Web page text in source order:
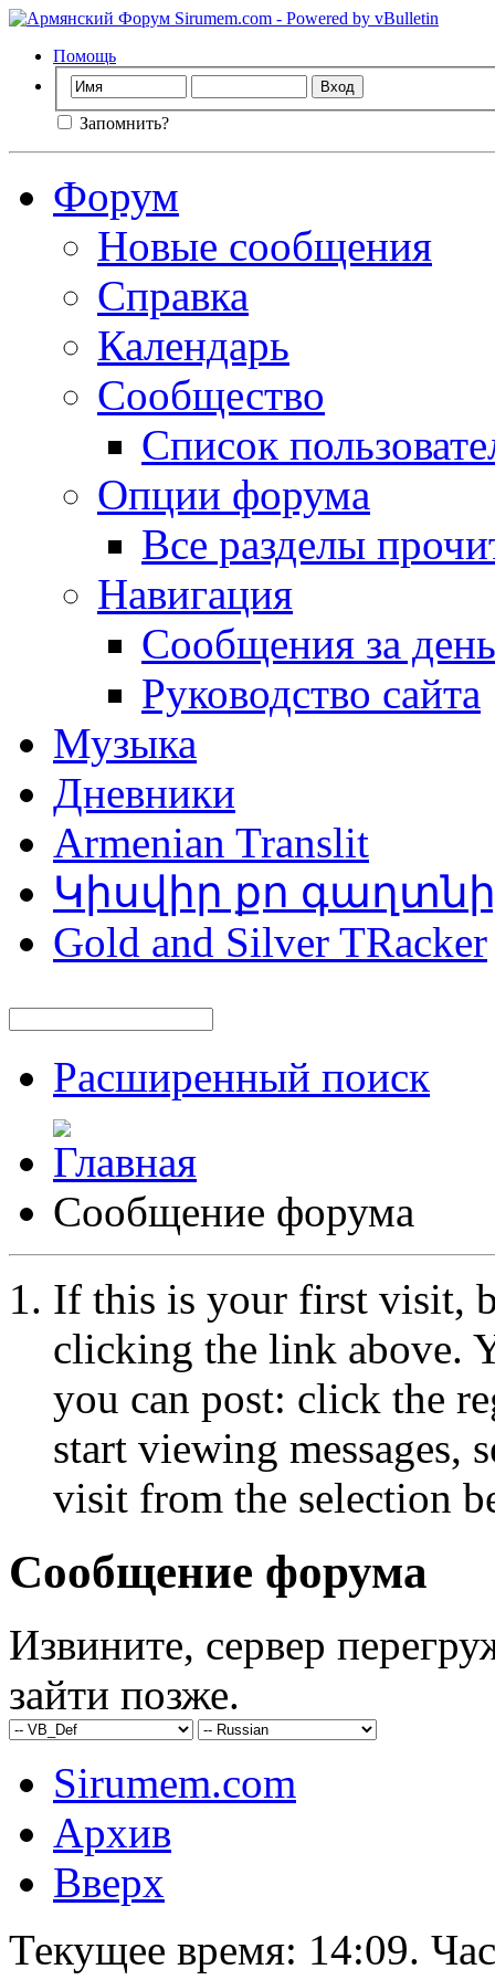
Помощь
Запомнить?
Форум
Новые сообщения
Справка
Календарь
Сообщество
Список
Опции форума
Все разделы
Навигация
Сообщения за день
Руководство сайта
Музыка
Дневники
Armenian Translit
Կիսվիր քո
Gold and Silver TRacker
Расширенный поиск
Сообщение форума
If this is your first visit,
clicking the link above.
you can post: click the
start viewing messages,
visit from the selection
Сообщение форума
Извините, сервер
зайти позже.
Sirumem.com
Архив
Вверх
Текущее время: 14:09.